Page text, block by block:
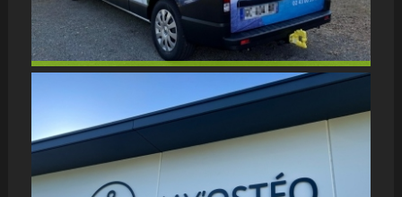
VÉHICULES